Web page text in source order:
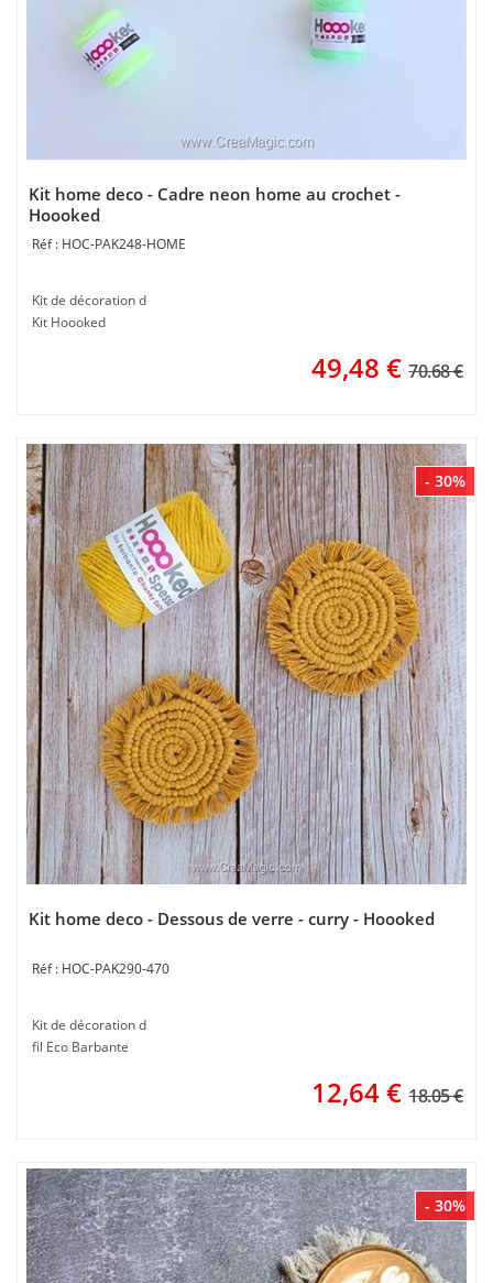
Kit home deco - Cadre neon home au crochet -
Hoooked
HOC-PAK248-HOME
Kit de décoration d
Kit Hoooked
49,48 € 70.68 €
- 30%
Kit home deco - Dessous de verre - curry - Hoooked
HOC-PAK290-470
Kit de décoration d
fil Eco Barbante
12,64€ 18.05 €
- 30%